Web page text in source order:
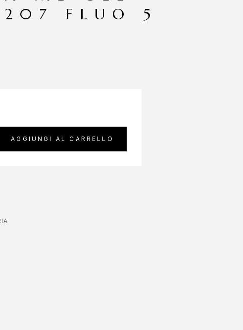
FLUO 5
AGGIUNGI AL CARRELLO